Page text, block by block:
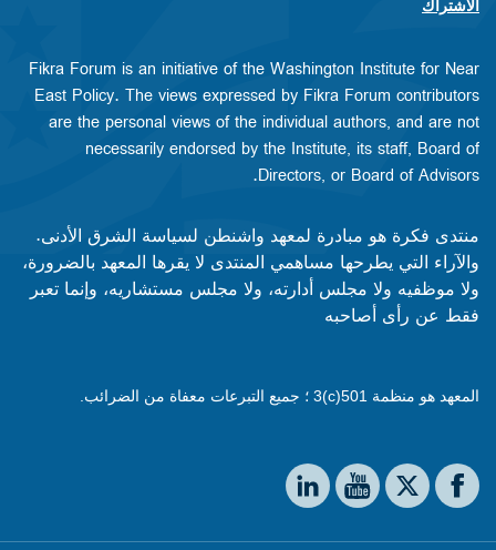
الاشتراك
Fikra Forum is an initiative of the Washington Institute for Near
East Policy. The views expressed by Fikra Forum contributors
are the personal views of the individual authors, and are not
necessarily endorsed by the Institute, its staff, Board of
Directors, or Board of Advisors.​​
منتدى فكرة هو مبادرة لمعهد واشنطن لسياسة الشرق الأدنى.
والآراء التي يطرحها مساهمي المنتدى لا يقرها المعهد بالضرورة،
ولا موظفيه ولا مجلس أدارته، ولا مجلس مستشاريه، وإنما تعبر
فقط عن رأى أصاحبه
المعهد هو منظمة 501(c)3 ؛ جميع التبرعات معفاة من الضرائب.
Social media
The Washington Institute on Facebook
The Washington Institute on X
The Washington Institute on YouTube
The Washington Institute on LinkedIn